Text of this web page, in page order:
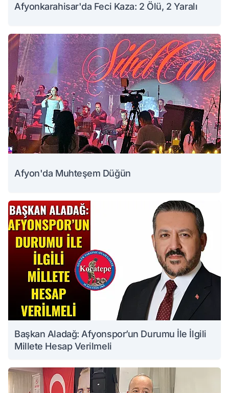
Afyonkarahisar'da Feci Kaza: 2 Ölü, 2 Yaralı
Afyon'da Muhteşem Düğün
Başkan Aladağ: Afyonspor’un Durumu İle İlgili
Millete Hesap Verilmeli